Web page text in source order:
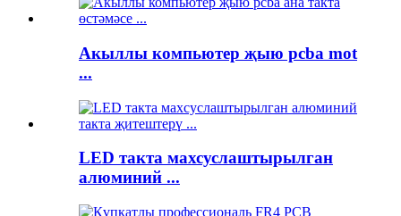
Акыллы компьютер җыю pcba mot
...
LED такта махсуслаштырылган
алюминий ...